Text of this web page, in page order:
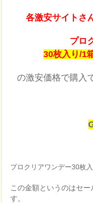
各激安サイトさ
プロ
30枚入り/1
の激安価格で購入
プロクリアワンデー30枚
この金額というのはセ
す。